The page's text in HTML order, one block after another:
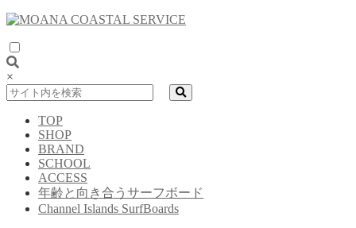
×
TOP
SHOP
BRAND
SCHOOL
ACCESS
年齢と向き合うサーフボード
Channel Islands SurfBoards